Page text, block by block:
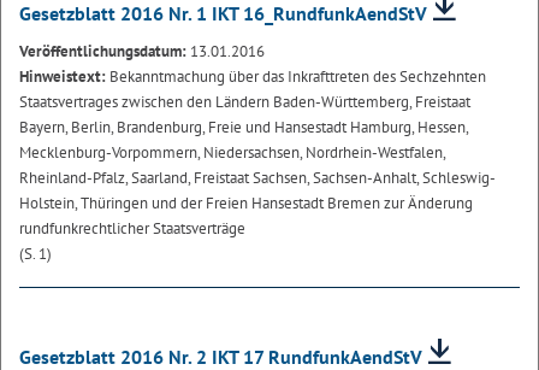
Gesetzblatt 2016 Nr. 1 IKT 16_RundfunkAendStV
Veröffentlichungsdatum: 13.01.2016
Hinweistext: Bekanntmachung über das Inkrafttreten des Sechzehnten
Staatsvertrages zwischen den Ländern Baden-Württemberg, Freistaat
Bayern, Berlin, Brandenburg, Freie und Hansestadt Hamburg, Hessen,
Mecklenburg-Vorpommern, Niedersachsen, Nordrhein-Westfalen,
Rheinland-Pfalz, Saarland, Freistaat Sachsen, Sachsen-Anhalt, Schleswig-
Holstein, Thüringen und der Freien Hansestadt Bremen zur Änderung
rundfunkrechtlicher Staatsverträge
(S. 1)
Gesetzblatt 2016 Nr. 2 IKT 17 RundfunkAendStV